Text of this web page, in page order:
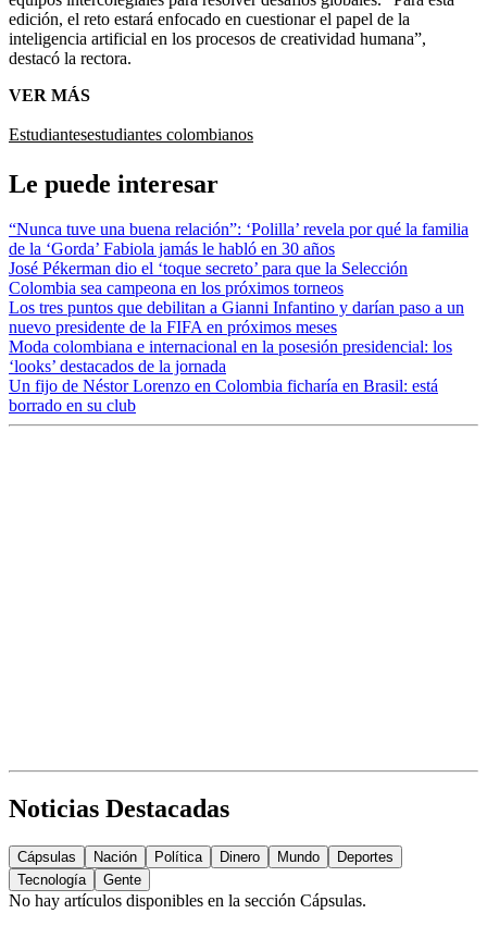
edición, el reto estará enfocado en cuestionar el papel de la
inteligencia artificial en los procesos de creatividad humana”,
destacó la rectora.
VER MÁS
Estudiantesestudiantes colombianos
Le puede interesar
“Nunca tuve una buena relación”: ‘Polilla’ revela por qué la familia
de la ‘Gorda’ Fabiola jamás le habló en 30 años
José Pékerman dio el ‘toque secreto’ para que la Selección
Colombia sea campeona en los próximos torneos
Los tres puntos que debilitan a Gianni Infantino y darían paso a un
nuevo presidente de la FIFA en próximos meses
Moda colombiana e internacional en la posesión presidencial: los
‘looks’ destacados de la jornada
Un fijo de Néstor Lorenzo en Colombia ficharía en Brasil: está
borrado en su club
Noticias Destacadas
Cápsulas Nación Política Dinero Mundo
Deportes
Tecnología
Gente
No hay artículos disponibles en la sección Cápsulas.